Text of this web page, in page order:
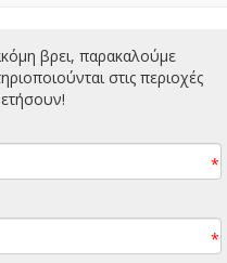
βρει, παρακαλούμε
στις περιοχές
*
*